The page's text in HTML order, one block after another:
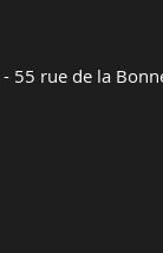
- 55 rue de la